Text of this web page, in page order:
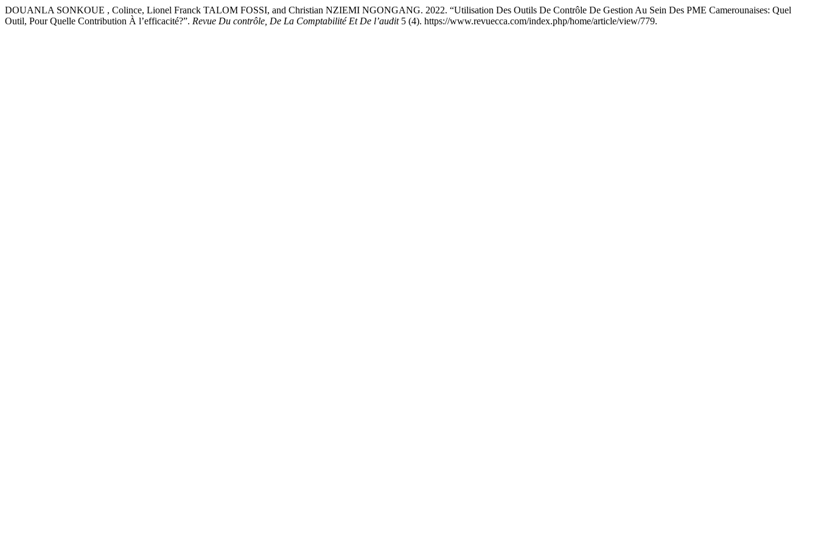
DOUANLA SONKOUE , Colince, Lionel Franck TALOM FOSSI, and Christian NZIEMI NGONGANG. 2022. “Utilisation Des Outils De Contrôle De Gestion Au Sein Des PME Camerounaises: Quel
Outil, Pour Quelle Contribution À l’efficacité?”. Revue Du contrôle, De La Comptabilité Et De l’audit5 (4). https://www.revuecca.com/index.php/home/article/view/779.